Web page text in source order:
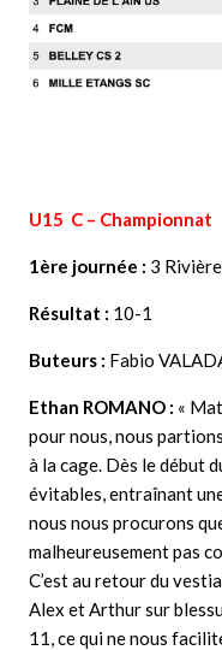
U15 C – Championnat
1ère journée : 3
Résultat : 10-1
Buteurs : Fabio
Ethan ROMANO : «
pour nous, nous
à la cage. Dès le début
évitables, entraînant
nous nous procurons
malheureusement pas
C’est au retour du
Alex et Arthur sur
11, ce qui ne nous